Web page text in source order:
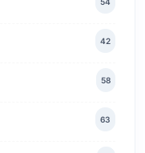
54
42
58
63